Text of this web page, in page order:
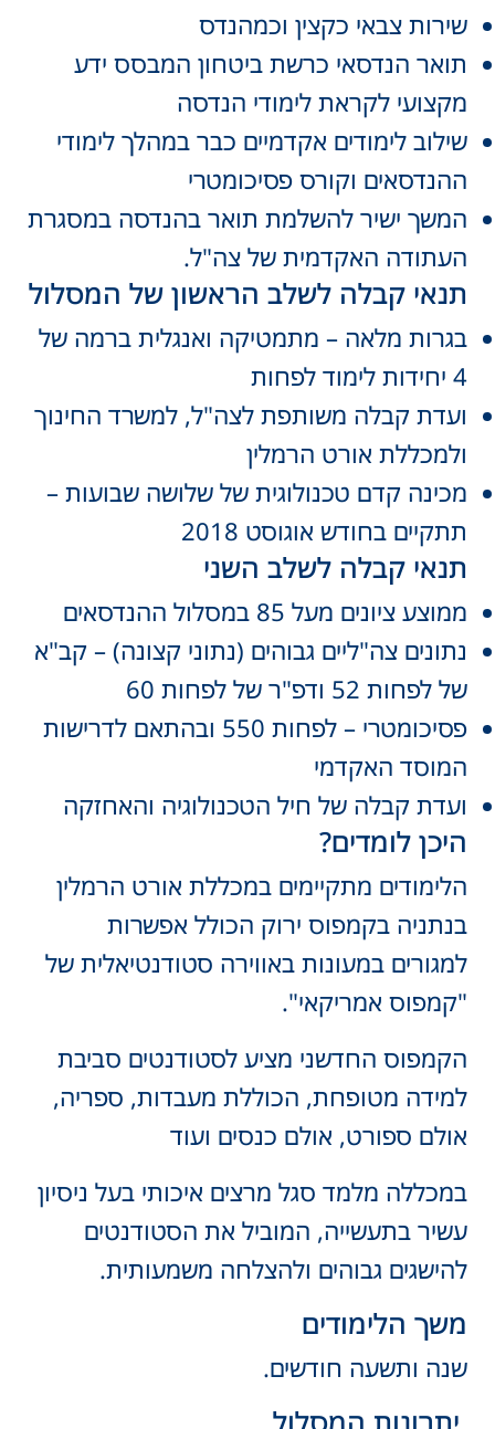
שירות צבאי כקצין וכמהנדס
תואר הנדסאי כרשת ביטחון המבסס ידע
מקצועי לקראת לימודי הנדסה
שילוב לימודים אקדמיים כבר במהלך לימודי
ההנדסאים וקורס פסיכומטרי
המשך ישיר להשלמת תואר בהנדסה במסגרת
העתודה האקדמית של צה"ל.
תנאי קבלה לשלב הראשון של המסלול
בגרות מלאה – מתמטיקה ואנגלית ברמה של
4 יחידות לימוד לפחות
ועדת קבלה משותפת לצה"ל, למשרד החינוך
ולמכללת אורט הרמלין
מכינה קדם טכנולוגית של שלושה שבועות –
תתקיים בחודש אוגוסט 2018
תנאי קבלה לשלב השני
ממוצע ציונים מעל 85 במסלול ההנדסאים
נתונים צה"ליים גבוהים (נתוני קצונה) – קב"א
של לפחות 52 ודפ"ר של לפחות 60
פסיכומטרי – לפחות 550 ובהתאם לדרישות
המוסד האקדמי
ועדת קבלה של חיל הטכנולוגיה והאחזקה
היכן לומדים?
הלימודים מתקיימים במכללת אורט הרמלין
בנתניה בקמפוס ירוק הכולל אפשרות
למגורים במעונות באווירה סטודנטיאלית של
"קמפוס אמריקאי".
הקמפוס החדשני מציע לסטודנטים סביבת
למידה מטופחת, הכוללת מעבדות, ספריה,
אולם ספורט, אולם כנסים ועוד
במכללה מלמד סגל מרצים איכותי בעל ניסיון
עשיר בתעשייה, המוביל את הסטודנטים
להישגים גבוהים ולהצלחה משמעותית.
משך הלימודים
שנה ותשעה חודשים.
יתרונות המסלול